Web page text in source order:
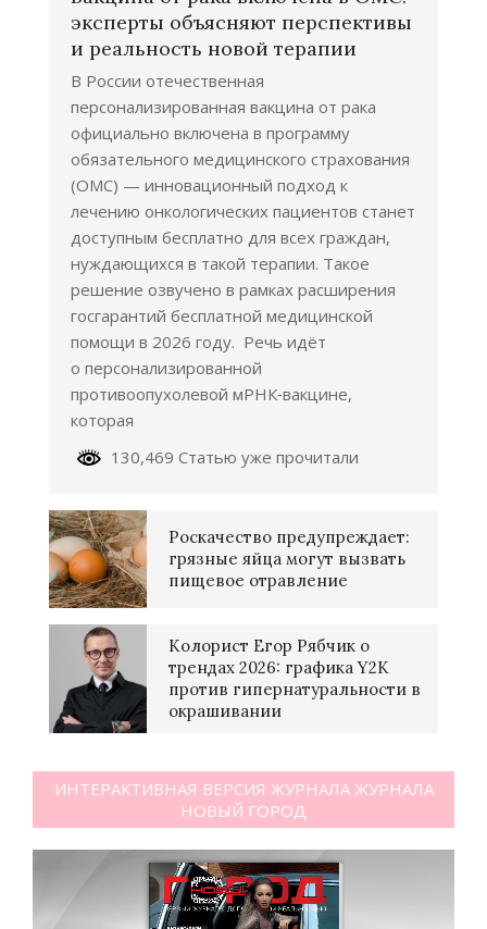
эксперты объясняют перспективы
и реальность новой терапии
В России отечественная
персонализированная вакцина от рака
официально включена в программу
обязательного медицинского страхования
(ОМС) — инновационный подход к
лечению онкологических пациентов станет
доступным бесплатно для всех граждан,
нуждающихся в такой терапии. Такое
решение озвучено в рамках расширения
госгарантий бесплатной медицинской
помощи в 2026 году. Речь идёт
о персонализированной
противоопухолевой мРНК‑вакцине,
которая
130,469 Статью уже прочитали
Роскачество предупреждает:
грязные яйца могут вызвать
пищевое отравление
Колорист Егор Рябчик о
трендах 2026: графика Y2K
против гипернатуральности в
окрашивании
ИНТЕРАКТИВНАЯ ВЕРСИЯ ЖУРНАЛА ЖУРНАЛА
НОВЫЙ ГОРОД